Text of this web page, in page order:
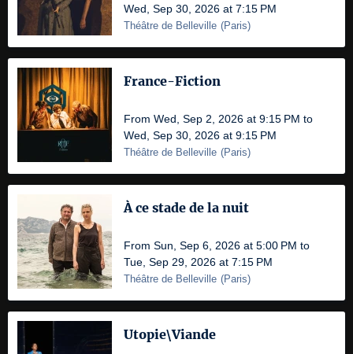
Wed, Sep 30, 2026 at 7:15 PM
Théâtre de Belleville (Paris)
France-Fiction
From Wed, Sep 2, 2026 at 9:15 PM to
Wed, Sep 30, 2026 at 9:15 PM
Théâtre de Belleville (Paris)
À ce stade de la nuit
From Sun, Sep 6, 2026 at 5:00 PM to
Tue, Sep 29, 2026 at 7:15 PM
Théâtre de Belleville (Paris)
Utopie\Viande